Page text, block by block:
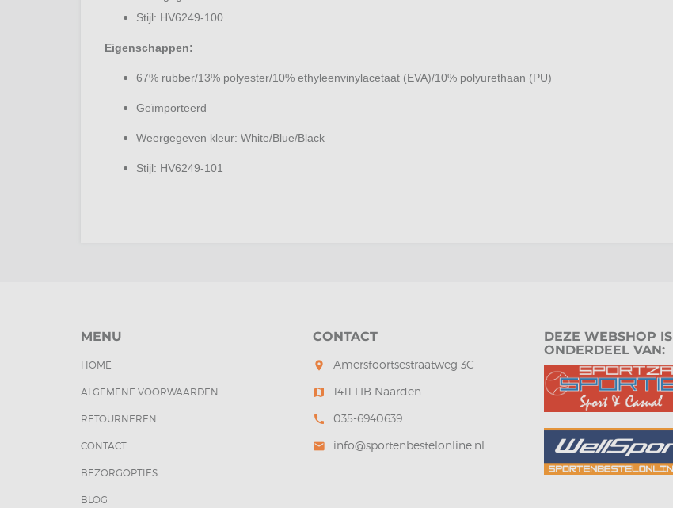
Stijl: HV6249-100
Eigenschappen:
67% rubber/13% polyester/10% ethyleenvinylacetaat (EVA)/10% polyurethaan (PU)
Geïmporteerd
Weergegeven kleur: White/Blue/Black
Stijl: HV6249-101
MENU
HOME
ALGEMENE VOORWAARDEN
RETOURNEREN
CONTACT
BEZORGOPTIES
BLOG
CONTACT
room Amersfoortsestraatweg 3C
map 1411 HB Naarden
call 035-6940639
mail info@sportenbestelonline.nl
DEZE WEBSHOP IS
ONDERDEEL VAN: